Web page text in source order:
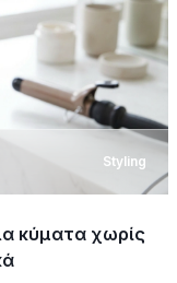
Styling
κύματα χωρίς